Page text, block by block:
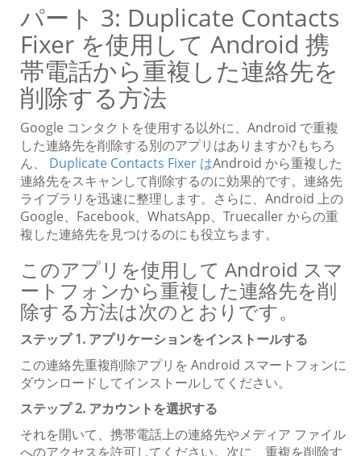
パート 3: Duplicate Contacts
Fixer を使用して Android 携
帯電話から重複した連絡先を
削除する方法
Google コンタクトを使用する以外に、Android で重複
した連絡先を削除する別のアプリはありますか?もちろ
ん、 Duplicate Contacts Fixer はAndroid から重複した
連絡先をスキャンして削除するのに効果的です。連絡先
ライブラリを迅速に整理します。さらに、Android 上の
Google、Facebook、WhatsApp、Truecaller からの重
複した連絡先を見つけるのにも役立ちます。
このアプリを使用して Android スマ
ートフォンから重複した連絡先を削
除する方法は次のとおりです。
ステップ 1. アプリケーションをインストールする
この連絡先重複削除アプリを Android スマートフォンに
ダウンロードしてインストールしてください。
ステップ 2. アカウントを選択する
それを開いて、携帯電話上の連絡先やメディア ファイル
へのアクセスを許可してください。次に、重複を削除す